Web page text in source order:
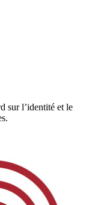
sur l’identité et le